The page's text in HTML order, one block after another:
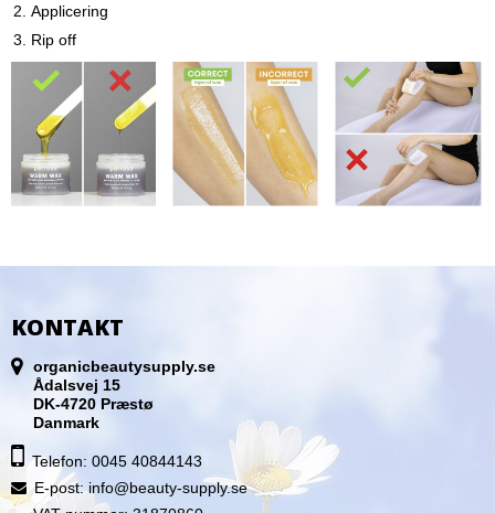
Applicering
Rip off
KONTAKT
organicbeautysupply.se
Ådalsvej 15
DK-4720 Præstø
Danmark
Telefon: 0045 40844143
E-post: info@beauty-supply.se